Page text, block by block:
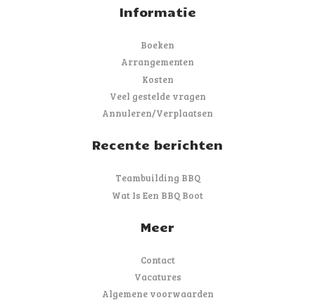
Informatie
Boeken
Arrangementen
Kosten
Veel gestelde vragen
Annuleren/Verplaatsen
Recente berichten
Teambuilding BBQ
Wat Is Een BBQ Boot
Meer
Contact
Vacatures
Algemene voorwaarden